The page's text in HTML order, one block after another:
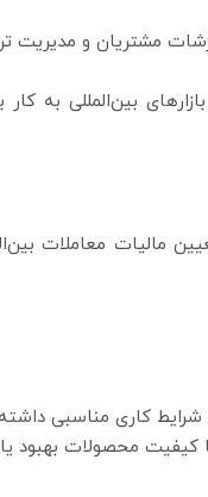
مشتریان و مدیریت
بین‌المللی به کار
مالیات معاملات
کاری مناسبی
کیفیت محصولات بهبود